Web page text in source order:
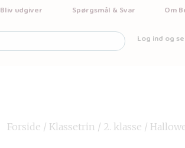
Bliv udgiver Spørgsmål & Svar Om
Log ind og
Forside / Klassetrin / 2. klasse /